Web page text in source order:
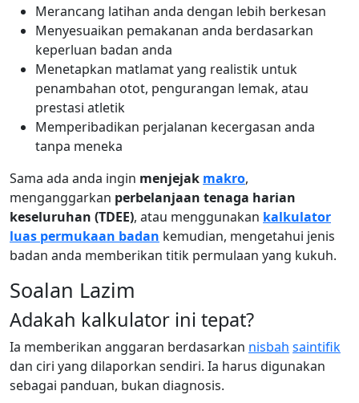
Merancang latihan anda dengan lebih berkesan
Menyesuaikan pemakanan anda berdasarkan
keperluan badan anda
Menetapkan matlamat yang realistik untuk
penambahan otot, pengurangan lemak, atau
prestasi atletik
Memperibadikan perjalanan kecergasan anda
tanpa meneka
Sama ada anda ingin menjejak makro,
menganggarkan perbelanjaan tenaga harian
keseluruhan (TDEE), atau menggunakan kalkulator
luas permukaan badan kemudian, mengetahui jenis
badan anda memberikan titik permulaan yang kukuh.
Soalan Lazim
Adakah kalkulator ini tepat?
Ia memberikan anggaran berdasarkan nisbah saintifik
dan ciri yang dilaporkan sendiri. Ia harus digunakan
sebagai panduan, bukan diagnosis.